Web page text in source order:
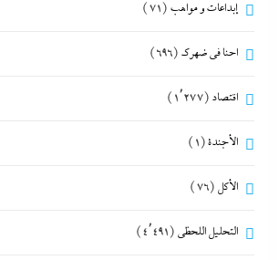
إبداعات و مواهب (71)
احنا في ضهرك (696)
اقتصاد (1٬277)
الأجندة(1)
الأكل (76)
التحليل اللحظي (4٬491)